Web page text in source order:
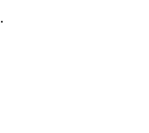
.